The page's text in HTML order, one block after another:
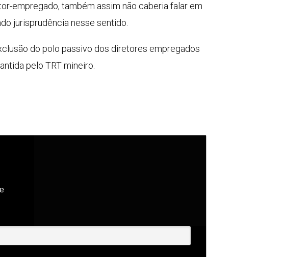
empregado, também assim não caberia falar em
jurisprudência nesse sentido.
do polo passivo dos diretores empregados
pelo TRT mineiro.